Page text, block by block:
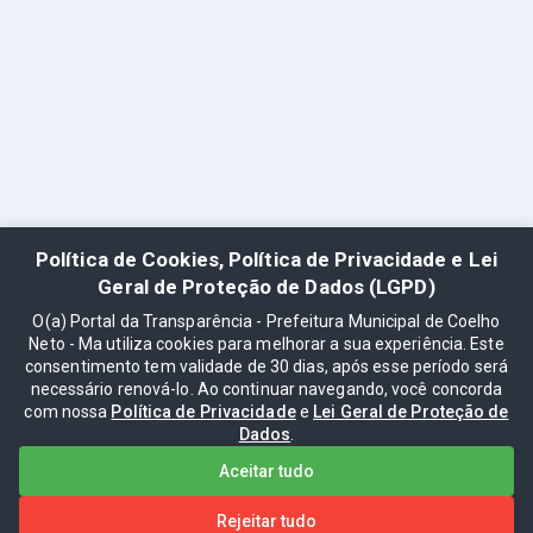
Política de Cookies, Política de Privacidade e Lei
Geral de Proteção de Dados (LGPD)
O(a) Portal da Transparência - Prefeitura Municipal de Coelho
Neto - Ma utiliza cookies para melhorar a sua experiência. Este
consentimento tem validade de 30 dias, após esse período será
necessário renová-lo. Ao continuar navegando, você concorda
com nossa Política de Privacidadee Lei Geral de Proteção de
Dados
Aceitar tudo
Rejeitar tudo